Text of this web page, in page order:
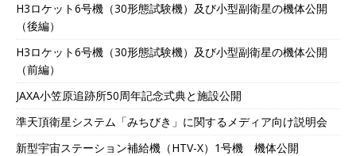
H3ロケット6号機（30形態試験機）及び小型副衛星の機体公開
（後編）
H3ロケット6号機（30形態試験機）及び小型副衛星の機体公開
（前編）
JAXA小笠原追跡所50周年記念式典と施設公開
準天頂衛星システム「みちびき」に関するメディア向け説明会
新型宇宙ステーション補給機（HTV-X）1号機 機体公開